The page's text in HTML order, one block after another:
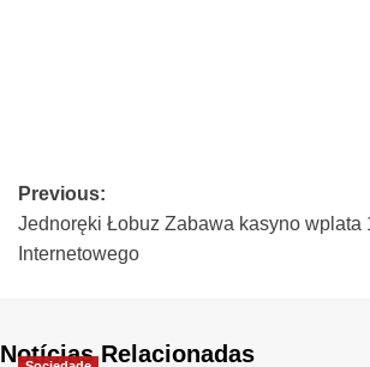
Previous:
Jednoręki Łobuz Zabawa kasyno wplata
Internetowego
Notícias Relacionadas